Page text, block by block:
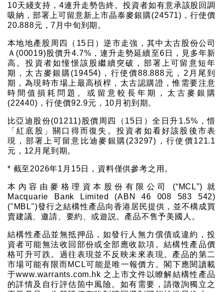
10天綫支持，4連升走勢告終。投資者如有意承該股回調
吸納，部署上可留意新上市晶泰麥銀購(24571)，行使價
20.888元，7月中旬到期。
本地地產股周四（15日）逆市走強，其中太古股份公司
Ａ(00019)股價升4.7%，連升走勢延續至6日，見多年新
高。投資者如憧憬該股繼續突破，部署上可留意短年
期，太古麥銀購(19454)，行使價88.888元，2月尾到
期，為現時市場上最高槓桿，太古認購證，惟需要注意
時間值損耗問題。或留意較長年期，太古麥銀購
(22440)，行使價92.9元，10月初到期。
比亞迪股份(01211)股價周四（15日）全日升1.5%，惜
「紅底股」關口得而復失。投資者如看好該股後市表
現，部署上可留意比迪麥銀購(23297)，行使價121.1
元，12月尾到期。
* 截至2026年1月15日，資料僅供參考之用。
本內容由麥格理資本股份有限公司 (“MCL”) 就
Macquarie Bank Limited (ABN 46 008 583 542)
("MBL")發行之結構性產品向香港居民提供，並不構成買
賣建議、邀請、要約、或遊説。產品不售予美國人。
結構性產品並無抵押品，如發行人無力償債或違約，投
資者可能無法收回部份或全部應收款項。結構性產品價
格可升可跌。過往表現並不反映未來表現。產品的第二
市場可能有限而MCL可能是唯一報價方。閣下應閱讀載
于www.warrants.com.hk 之上市文件以瞭解結構性產品
的詳情及自行評估箇中風險。如有需要，請徵詢獨立之